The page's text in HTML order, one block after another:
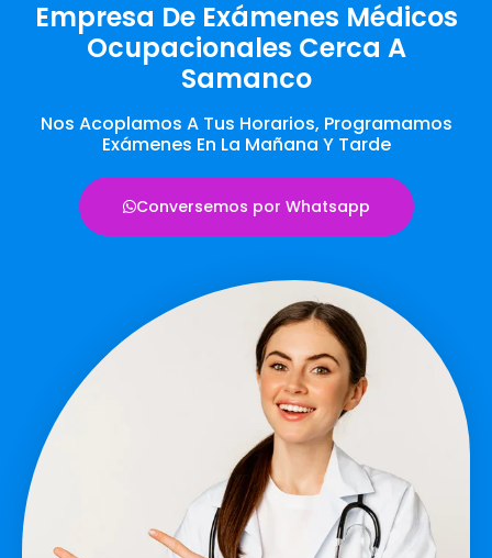
Empresa De Exámenes Médicos
Ocupacionales Cerca A
Samanco
Nos Acoplamos A Tus Horarios, Programamos
Exámenes En La Mañana Y Tarde
Conversemos por Whatsapp